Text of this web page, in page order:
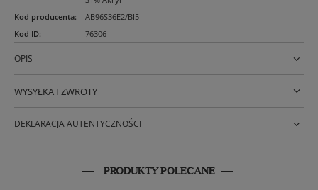
Kod producenta:
AB96S36E2/BI5
Kod ID: 76306
OPIS
WYSYŁKA I ZWROTY
DEKLARACJA AUTENTYCZNOŚCI
PRODUKTY POLECANE